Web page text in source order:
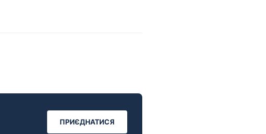
ПРИЄДНАТИСЯ